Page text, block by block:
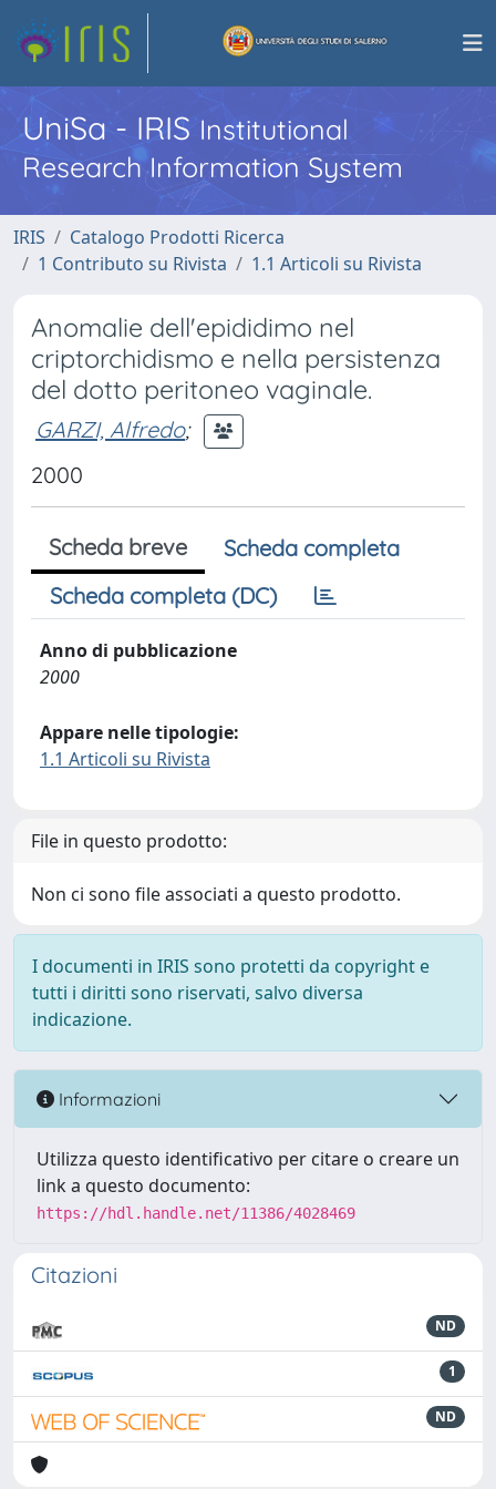
UniSa - IRISInstitutional
Research Information System
IRIS
Catalogo Prodotti Ricerca
1 Contributo su Rivista
1.1 Articoli su Rivista
Anomalie dell'epididimo nel
criptorchidismo e nella persistenza
del dotto peritoneo vaginale.
GARZI, Alfredo;
2000
Scheda breve
Scheda completa
Scheda completa (DC)
Anno di pubblicazione
2000
Appare nelle tipologie:
1.1 Articoli su Rivista
File in questo prodotto:
Non ci sono file associati a questo prodotto.
I documenti in IRIS sono protetti da copyright e
tutti i diritti sono riservati, salvo diversa
indicazione.
Informazioni
Utilizza questo identificativo per citare o creare un
link a questo documento:
https://hdl.handle.net/11386/4028469
Citazioni
ND
1
ND